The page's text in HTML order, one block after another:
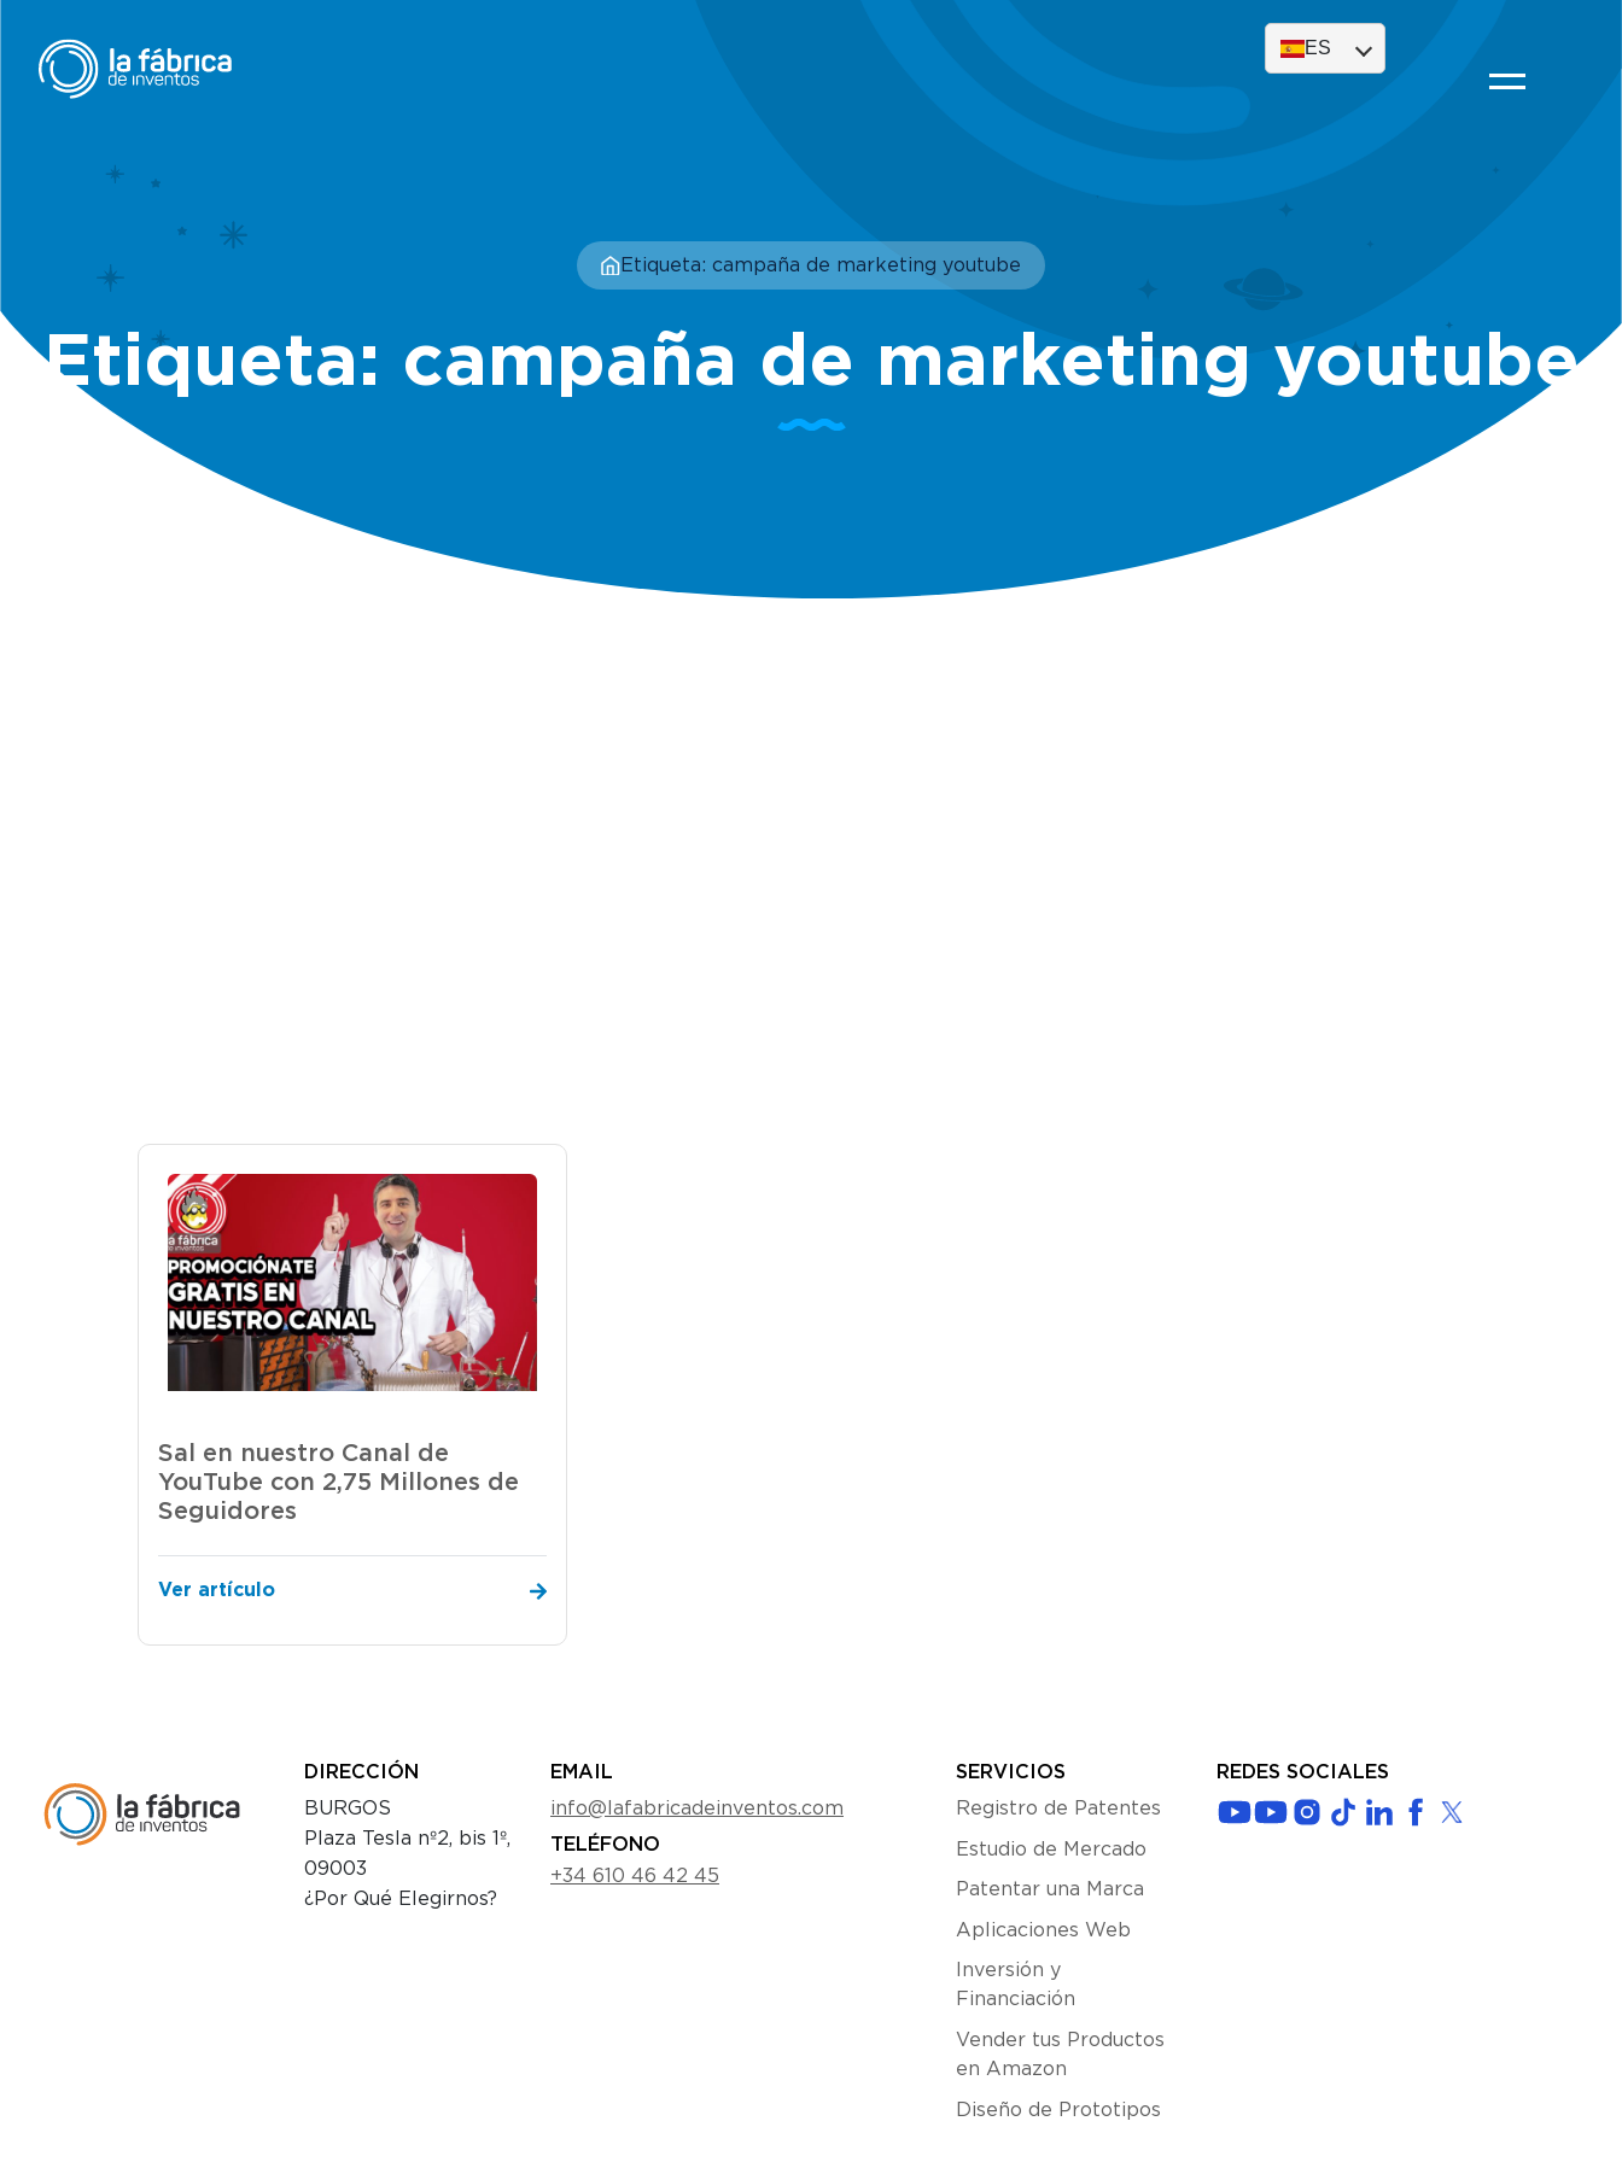
ES
Etiqueta: campaña de marketing youtube
Etiqueta: campaña de marketing youtube
Sal en nuestro Canal de
YouTube con 2,75 Millones de
Seguidores
Ver artículo
DIRECCIÓN
BURGOS
Plaza Tesla nº2, bis 1º,
09003
¿Por Qué Elegirnos?
EMAIL
info@lafabricadeinventos.com
TELÉFONO
+34 610 46 42 45
SERVICIOS
Registro de Patentes
Estudio de Mercado
Patentar una Marca
Aplicaciones Web
Inversión y
Financiación
Vender tus Productos
en Amazon
Diseño de Prototipos
REDES SOCIALES